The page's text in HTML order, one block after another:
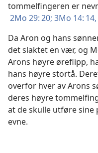
tommelfingeren er
2Mo 29: 20; 3Mo 14: 14,
Da Aron og hans
det slaktet en vær, og
Arons høyre øreflipp,
hans høyre stortå.
overfor hver av Arons
deres høyre
at de skulle utføre
evne.